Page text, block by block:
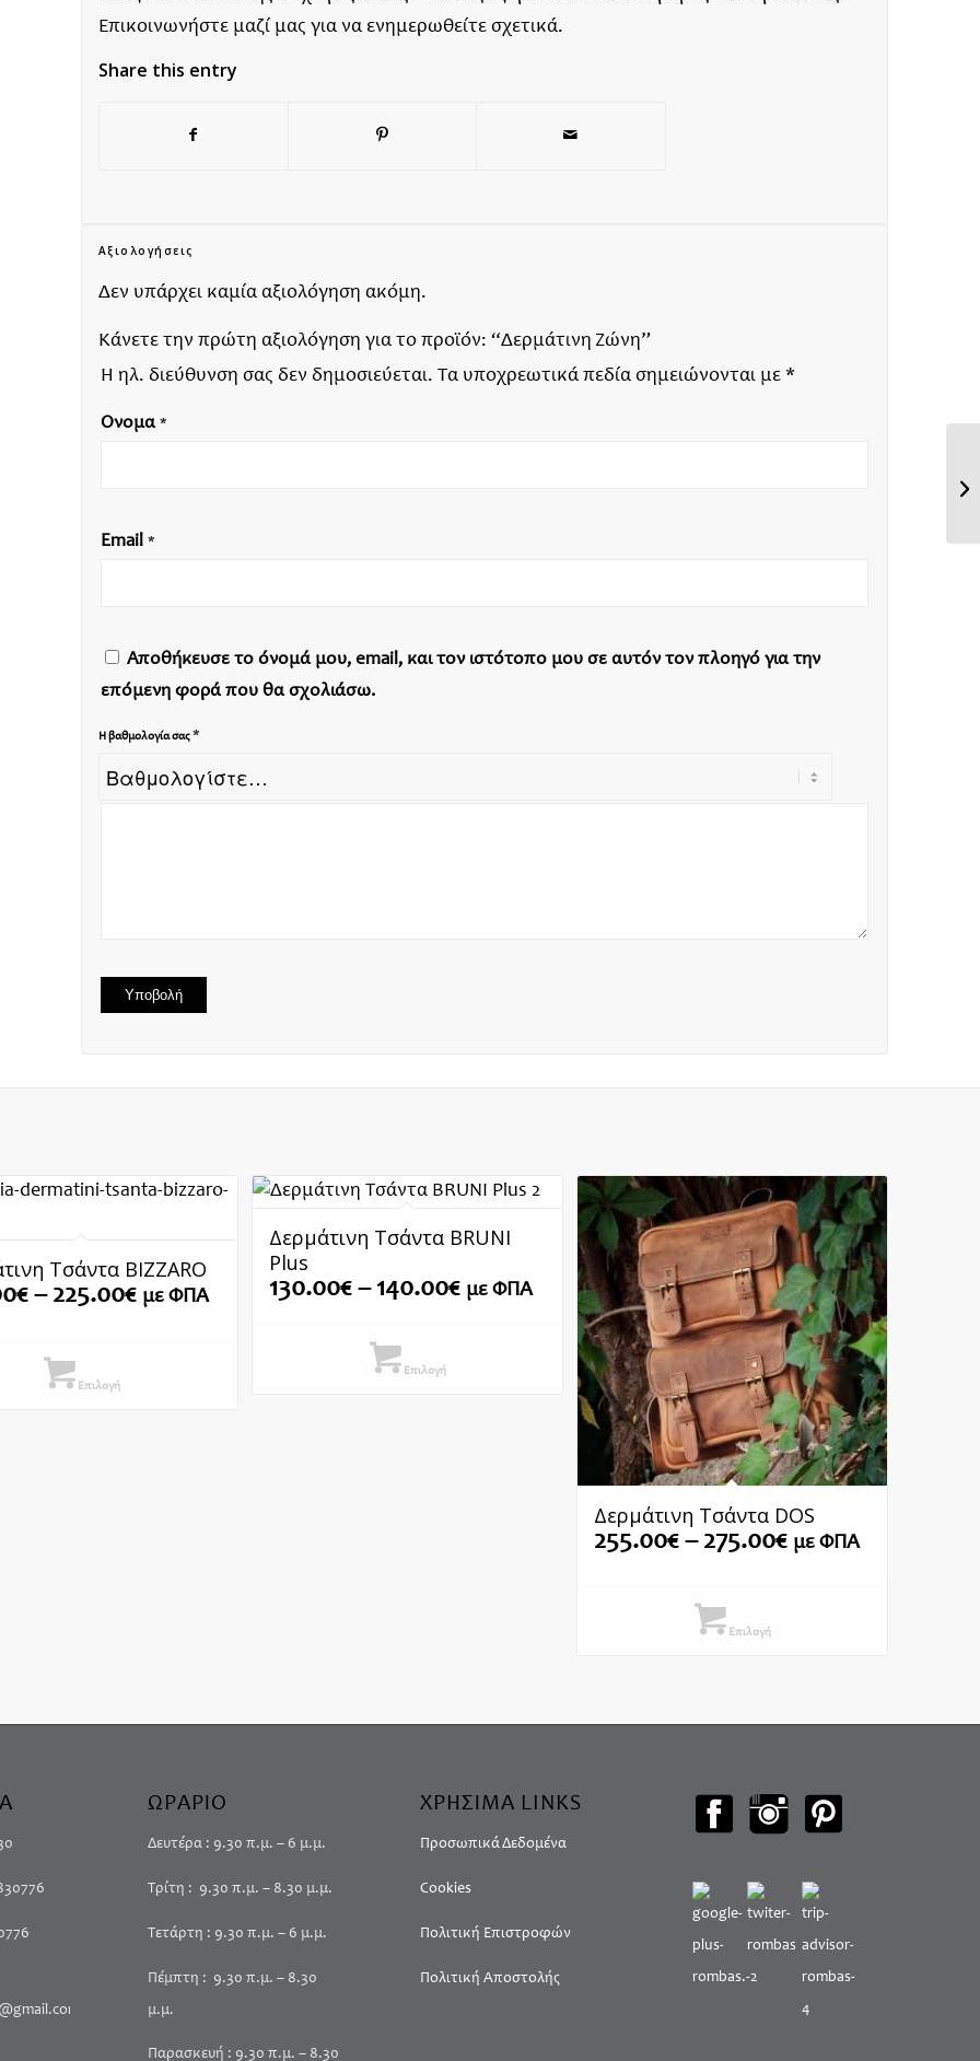
Επικοινωνήστε μαζί μας για να ενημερωθείτε σχετικά.
Share this entry
Αξιολογήσεις
Δεν υπάρχει καμία αξιολόγηση ακόμη.
Κάνετε την πρώτη αξιολόγηση για το προϊόν: “Δερμάτινη Ζώνη”
Η ηλ. διεύθυνση σας δεν δημοσιεύεται. Τα υποχρεωτικά πεδία σημειώνονται με *
Όνομα *
Email *
Αποθήκευσε το όνομά μου, email, και τον ιστότοπο μου σε αυτόν τον πλοηγό για την
επόμενη φορά που θα σχολιάσω.
Η βαθμολογία σας*
Τσάντα BIZZARO
€ – 225.00€Price
με ΦΠΑ
Επιλογή
Δερμάτινη Τσάντα BRUNI
Plus
130.00€ – 140.00€Price
με ΦΠΑ
Επιλογή
Δερμάτινη Τσάντα DOS
255.00€ – 275.00€Price
με ΦΠΑ
Επιλογή
ΩΡΑΡΙΟ
Δευτέρα : 9.30 π.μ. – 6 μ.μ.
Τρίτη : 9.30 π.μ. – 8.30 μ.μ.
Τετάρτη : 9.30 π.μ. – 6 μ.μ.
Πέμπτη : 9.30 π.μ. – 8.30
μ.μ.
Παρασκευή : 9.30 π.μ. – 8.30
ΧΡΗΣΙΜΑ LINKS
Προσωπικά Δεδομένα
Cookies
Πολιτική Επιστροφών
Πολιτική Αποστολής